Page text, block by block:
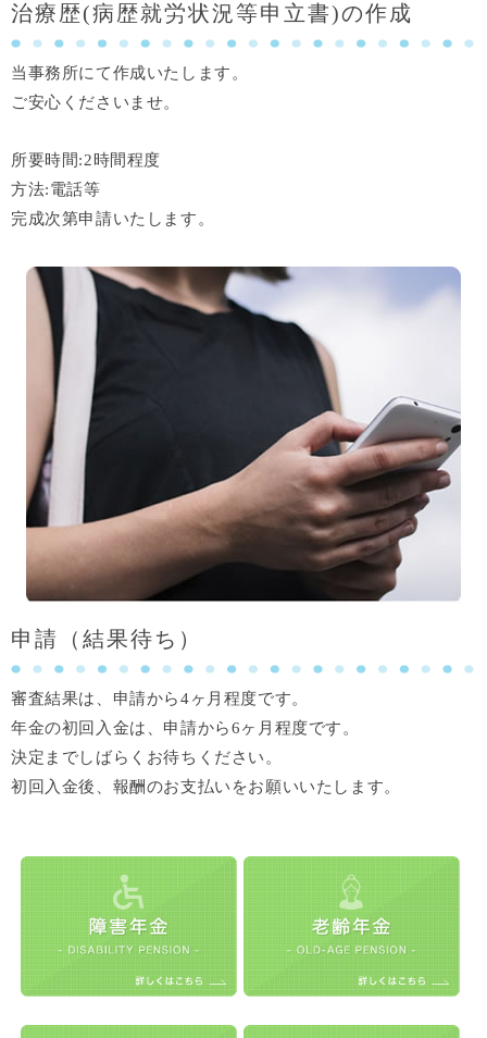
治療歴(病歴就労状況等申立書)の作成
当事務所にて作成いたします。
ご安心くださいませ。
所要時間:2時間程度
方法:電話等
完成次第申請いたします。
申請（結果待ち）
審査結果は、申請から4ヶ月程度です。
年金の初回入金は、申請から6ヶ月程度です。
決定までしばらくお待ちください。
初回入金後、報酬のお支払いをお願いいたします。